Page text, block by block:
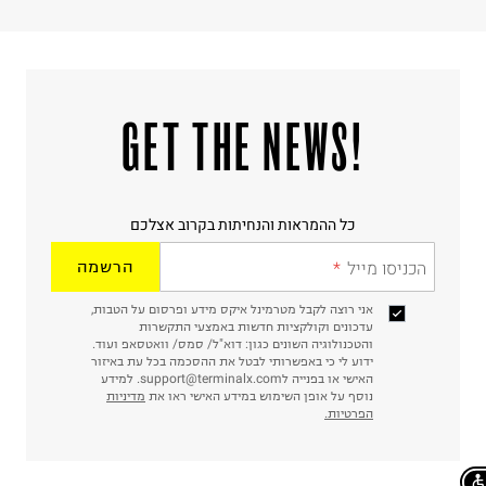
!GET THE NEWS
כל ההמראות והנחיתות בקרוב אצלכם
הכניסו מייל הרשמה
אני רוצה לקבל מטרמינל איקס מידע ופרסום על הטבות,
עדכונים וקולקציות חדשות באמצעי התקשרות
והטכנולוגיה השונים כגון: דוא"ל/ סמס/ וואטסאפ ועוד.
ידוע לי כי באפשרותי לבטל את ההסכמה בכל עת באיזור
האישי או בפנייה לsupport@terminalx.com. למידע
נוסף על אופן השימוש במידע האישי ראו את מדיניות
הפרטיות.